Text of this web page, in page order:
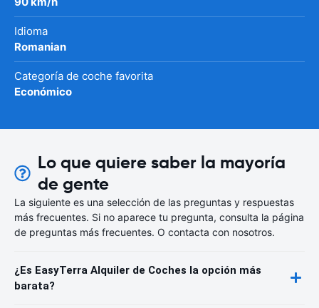
Idioma
Romanian
Categoría de coche favorita
Económico
Lo que quiere saber la mayoría
de gente
La siguiente es una selección de las preguntas y respuestas
más frecuentes. Si no aparece tu pregunta, consulta la página
de preguntas más frecuentes. O contacta con nosotros.
¿Es EasyTerra Alquiler de Coches la opción más
barata?